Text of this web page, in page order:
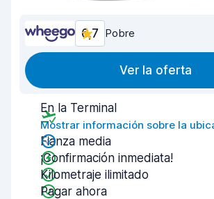
6,7 Pobre
Ver la oferta
En la Terminal
Mostrar información sobre la
Fianza media
¡Confirmación inmediata!
Kilometraje ilimitado
Pagar ahora